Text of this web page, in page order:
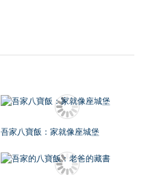
吾家八寶飯：家就像座城堡